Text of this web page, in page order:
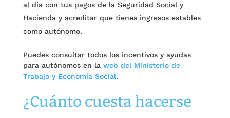
al día con tus pagos de la Seguridad Social y
Hacienda y acreditar que tienes ingresos estables
como autónomo.
Puedes consultar todos los incentivos y ayudas
para autónomos en laweb del Ministerio de
Trabajo y Economía Social.
¿Cuánto cuesta hacerse